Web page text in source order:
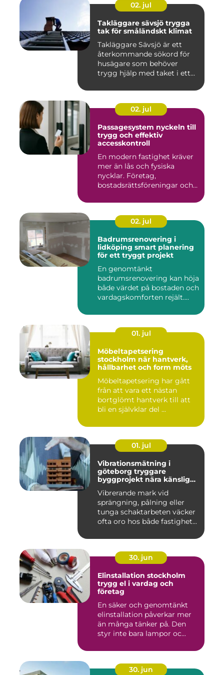
02. jul
Takläggare sävsjö trygga
tak för småländskt klimat
Takläggare Sävsjö är ett
återkommande sökord för
husägare som behöver
trygg hjälp med taket i ett
02. jul
Passagesystem nyckeln till
trygg och effektiv
accesskontroll
En modern fastighet kräver
mer än lås och fysiska
nycklar. Företag,
bostadsrättsföreningar och
02. jul
Badrumsrenovering i
lidköping smart planering
för ett tryggt projekt
En genomtänkt
badrumsrenovering kan höja
både värdet på bostaden och
vardagskomforten rejält.
01. jul
Möbeltapetsering
stockholm när hantverk,
hållbarhet och form möts
Möbeltapetsering har gått
från att vara ett nästan
bortglömt hantverk till att
bli en självklar del ...
01. jul
Vibrationsmätning i
göteborg tryggare
byggprojekt nära känsliga
Vibrerande mark vid
sprängning, pålning eller
tunga schaktarbeten väcker
ofta oro hos både fastighet...
30. jun
Elinstallation stockholm
trygg el i vardag och
företag
En säker och genomtänkt
elinstallation påverkar mer
än många tänker på. Den
styr inte bara lampor oc...
30. jun